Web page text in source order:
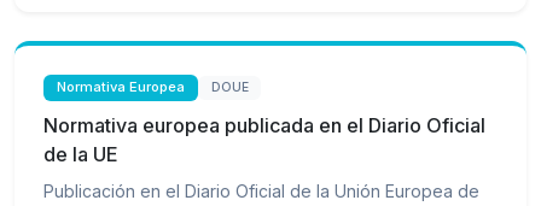
Normativa Europea DOUE
Normativa europea publicada en el Diario Oficial
de la UE
Publicación en el Diario Oficial de la Unión Europea de